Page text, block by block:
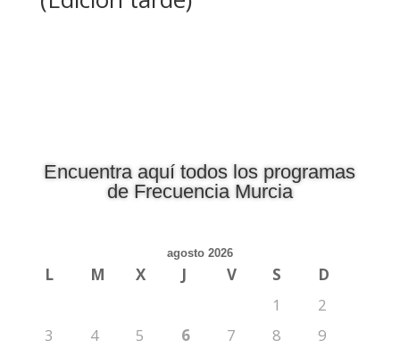
Encuentra aquí todos los programas
de Frecuencia Murcia
agosto 2026
L M X J V S
D
1
2
3
4 5 6 7 8
9